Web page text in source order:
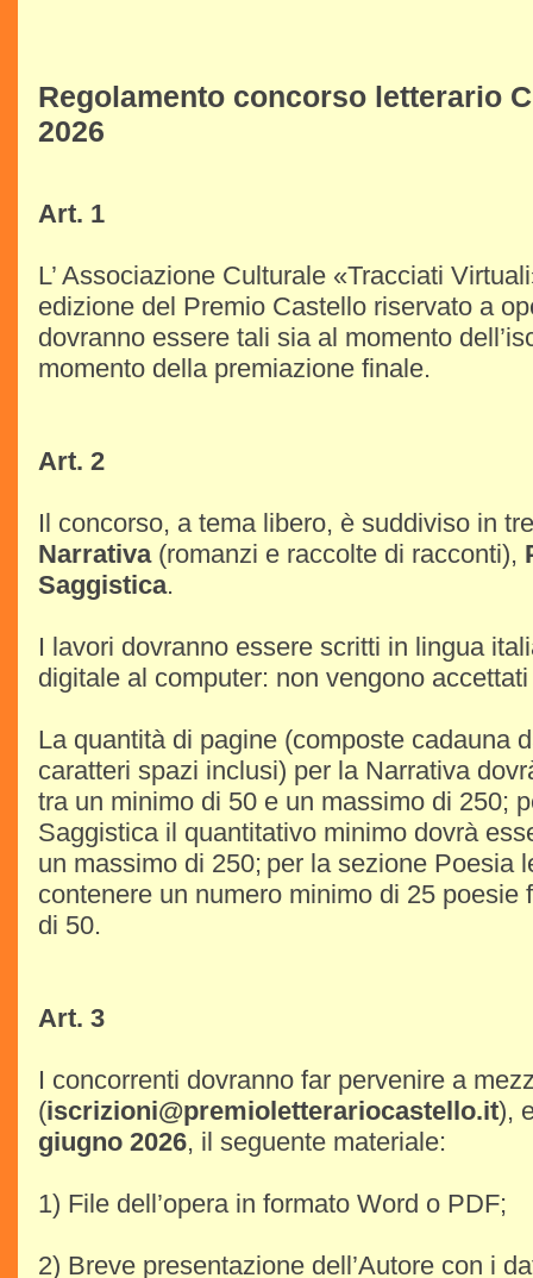
Regolamento concorso letterario
2026
Art. 1
L’ Associazione Culturale «Tracciati
edizione del Premio Castello riservato a
dovranno essere tali sia al momento
momento della premiazione finale.
Art. 2
Il concorso, a tema libero, è suddiviso in
Narrativa(romanzi e raccolte di racconti),
Saggistica.
I lavori dovranno essere scritti in lingua
digitale al computer: non vengono
La quantità di pagine (composte cadauna
caratteri spazi inclusi) per la Narrativa
tra un minimo di 50 e un massimo di 250;
Saggistica il quantitativo minimo dovrà
un massimo di 250; per la sezione Poesia
contenere un numero minimo di 25 poesie
di 50.
Art. 3
I concorrenti dovranno far pervenire a
(iscrizioni@premioletterariocastello.it),
giugno 2026, il seguente materiale:
1) File dell’opera in formato Word o PDF;
2) Breve presentazione dell’Autore con i